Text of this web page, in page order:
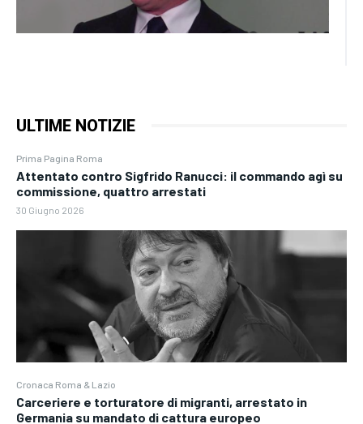
ULTIME NOTIZIE
Prima Pagina Roma
Attentato contro Sigfrido Ranucci: il commando agì su
commissione, quattro arrestati
30 Giugno 2026
Cronaca Roma & Lazio
Carceriere e torturatore di migranti, arrestato in
Germania su mandato di cattura europeo